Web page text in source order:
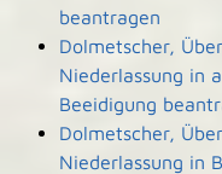
beantragen
Dolmetscher,
Niederlassung in
Beeidigung
Dolmetscher,
Niederlassung in